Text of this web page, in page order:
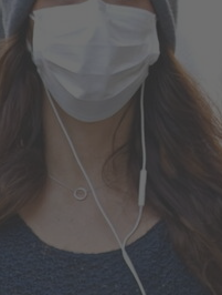
STADTTEILARBEIT